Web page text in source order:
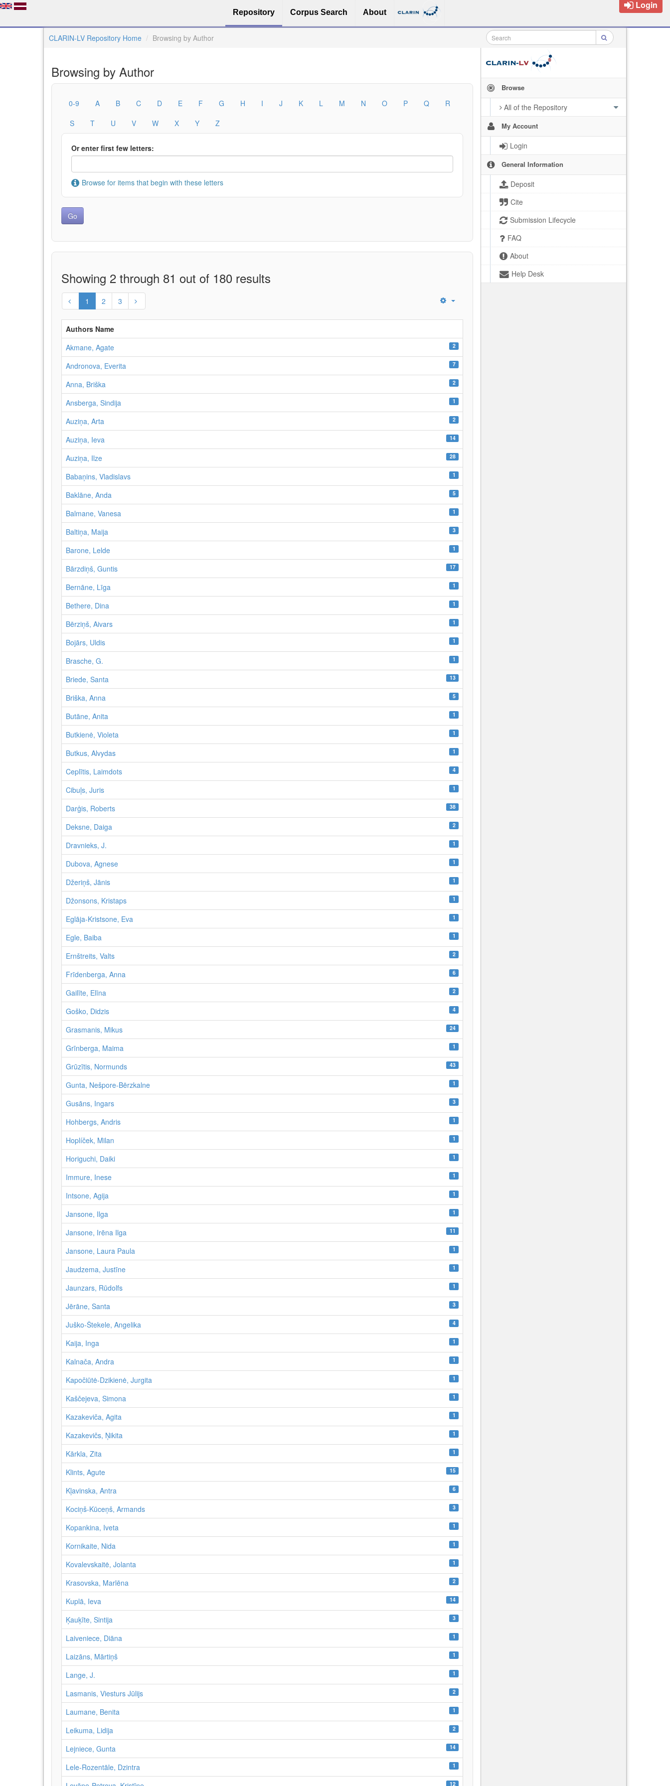
Repository Corpus Search About
Login
CLARIN-LV Repository Home Browsing by Author
Browse
All of the Repository
My Account
Login
General Information
Deposit
Cite
Submission Lifecycle
FAQ
About
Help Desk
Browsing by Author
0-9 A B C D E F G H I J K L M N O P Q
R
S
T U V W X Y Z
Or enter first few letters:
Browse for items that begin with these letters
Showing 2 through 81 out of 180 results
1 2 3
Authors Name
Akmane, Agate
2
Andronova, Everita 7
Anna, Briška 2
Ansberga, Sindija 1
Auziņa, Arta 2
Auziņa, Ieva 14
Auziņa, Ilze 28
Babaņins, Vladislavs 1
Baklāne, Anda 5
Balmane, Vanesa 1
Baltiņa, Maija 3
Barone, Lelde 1
Bārzdiņš, Guntis 17
Bernāne, Līga 1
Bethere, Dina 1
Bērziņš, Aivars 1
Bojārs, Uldis 1
Brasche, G. 1
Briede, Santa 13
Briška, Anna 5
Butāne, Anita 1
Butkienė, Violeta 1
Butkus, Alvydas 1
Ceplītis, Laimdots 4
Cibuļs, Juris 1
Darģis, Roberts 38
Deksne, Daiga 2
Dravnieks, J. 1
Dubova, Agnese 1
Džeriņš, Jānis 1
Džonsons, Kristaps 1
Eglāja-Kristsone, Eva 1
Egle, Baiba 1
Ernštreits, Valts 2
Frīdenberga, Anna 6
Gailīte, Elīna 2
Goško, Didzis 4
Grasmanis, Mikus 24
Grīnberga, Maima 1
Grūzītis, Normunds 43
Gunta, Nešpore-Bērzkalne 1
Gusāns, Ingars 3
Hohbergs, Andris 1
Hoplíček, Milan 1
Horiguchi, Daiki 1
Immure, Inese 1
Intsone, Agija 1
Jansone, Ilga 1
Jansone, Irēna Ilga 11
Jansone, Laura Paula 1
Jaudzema, Justīne 1
Jaunzars, Rūdolfs 1
Jērāne, Santa 3
Juško-Štekele, Angelika 4
Kaija, Inga 1
Kalnača, Andra 1
Kapočiūtė-Dzikienė, Jurgita 1
Kaščejeva, Simona 1
Kazakeviča, Agita 1
Kazakevičs, Ņikita 1
Kārkla, Zita 1
Klints, Agute 15
Kļavinska, Antra 6
Kociņš-Kūceņš, Armands 3
Kopankina, Iveta 1
Kornikaite, Nida 1
Kovalevskaitė, Jolanta 1
Krasovska, Marlēna 2
Kuplā, Ieva 14
Ķauķīte, Sintija 3
Laiveniece, Diāna 1
Laizāns, Mārtiņš 1
Lange, J. 1
Lasmanis, Viesturs Jūlijs 2
Laumane, Benita 1
Leikuma, Lidija 2
Lejniece, Gunta 14
Lele-Rozentāle, Dzintra 1
12